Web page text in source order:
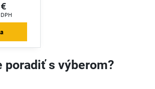
poradiť s výberom?